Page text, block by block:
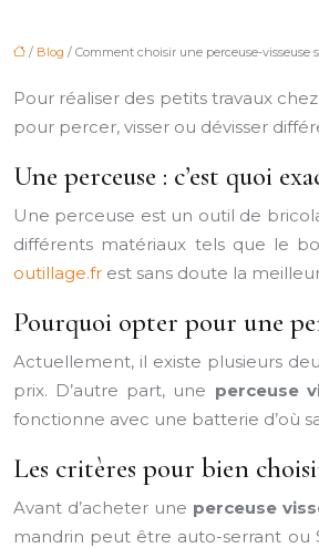
/ Blog / Comment choisir une perceuse-visseuse
Pour réaliser des petits travaux
pour percer, visser ou dévisser
Une perceuse : c’est quoi
Une perceuse est un outil de
différents matériaux tels que le
outillage.fr est sans doute la
Pourquoi opter pour une
Actuellement, il existe plusieurs
prix. D’autre part, une perceuse
fonctionne avec une batterie d’où
Les critères pour bien
Avant d’acheter une perceuse
mandrin peut être auto-serrant ou